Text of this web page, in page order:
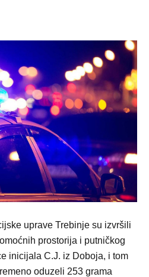
uprave Trebinje su izvršili
prostorija i putničkog
inicijala C.J. iz Doboja, i tom
oduzeli 253 grama